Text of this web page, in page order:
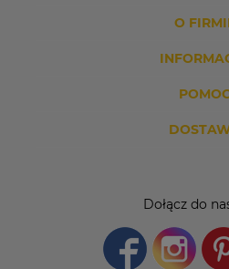
O
Dołącz do